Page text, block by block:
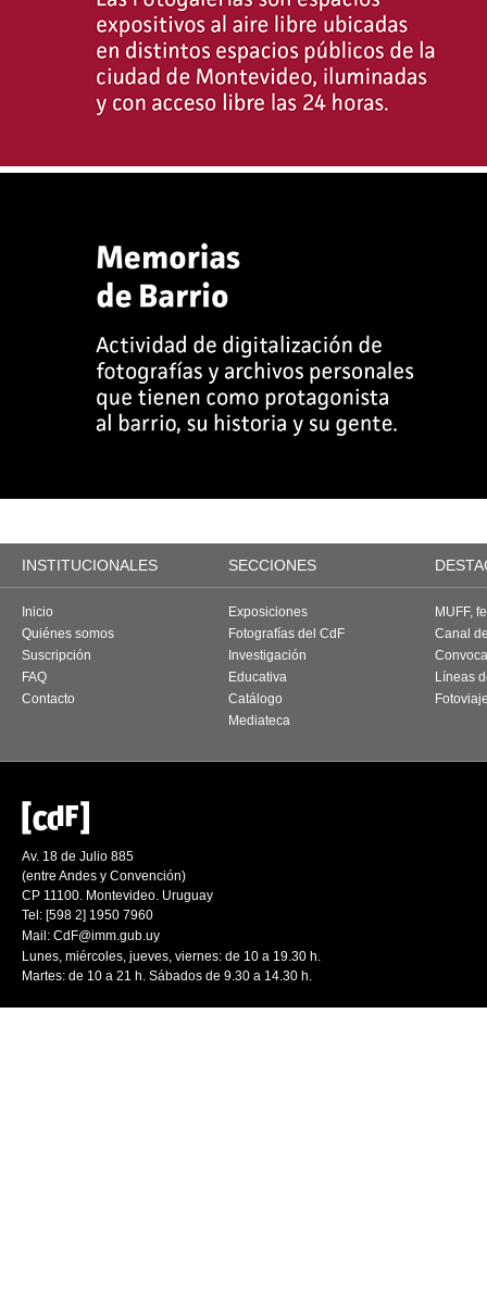
INSTITUCIONALES SECCIONES
Inicio
Quiénes somos
Suscripción
FAQ
Contacto
Exposiciones
Fotografías del CdF
Investigación
Educativa
Catálogo
Mediateca
MUFF,
Canal
Líneas
Av. 18 de Julio 885
(entre Andes y Convención)
CP 11100. Montevideo. Uruguay
Tel: [598 2] 1950 7960
Mail: CdF@imm.gub.uy
Lunes, miércoles, jueves, viernes: de 10 a 19.30 h.
Martes: de 10 a 21 h. Sábados de 9.30 a 14.30 h.